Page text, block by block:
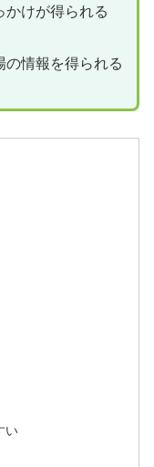
かけが得られる
の情報を得られる
い